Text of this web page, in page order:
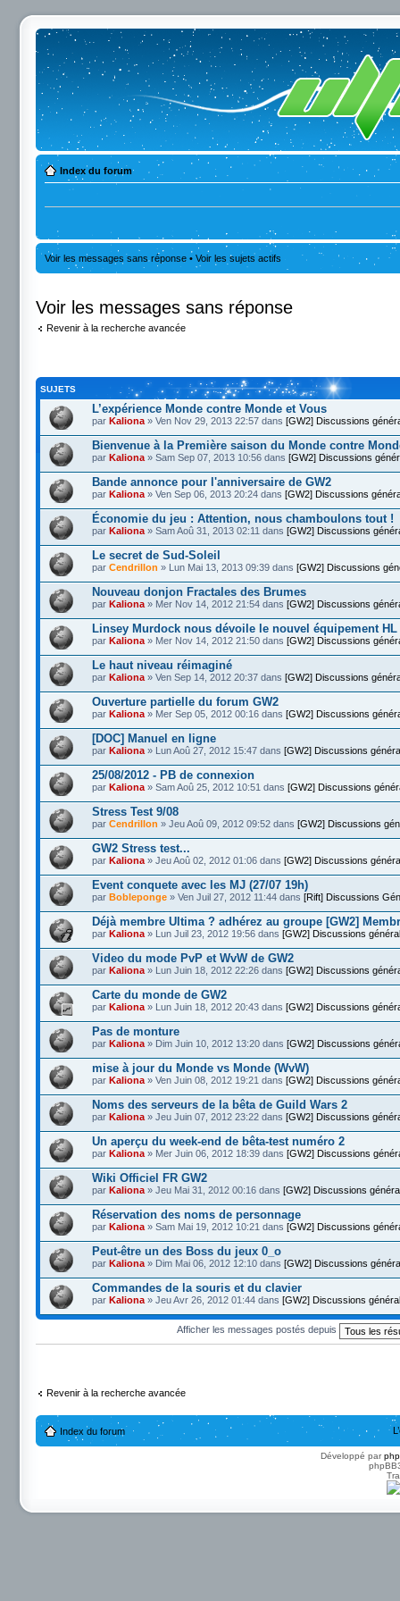
Index du forum
Voir les messages sans réponse • Voir les sujets actifs
Voir les messages sans réponse
Revenir à la recherche avancée
SUJETS
L’expérience Monde contre Monde et Vous
par Kaliona » Ven Nov 29, 2013 22:57 dans [GW2] Discussions
Bienvenue à la Première saison du Monde contre
par Kaliona » Sam Sep 07, 2013 10:56 dans [GW2] Discussions
Bande annonce pour l'anniversaire de GW2
par Kaliona » Ven Sep 06, 2013 20:24 dans [GW2] Discussions
Économie du jeu : Attention, nous chamboulons tout !
par Kaliona » Sam Aoû 31, 2013 02:11 dans [GW2] Discussions
Le secret de Sud-Soleil
par Cendrillon » Lun Mai 13, 2013 09:39 dans [GW2] Discussions
Nouveau donjon Fractales des Brumes
par Kaliona » Mer Nov 14, 2012 21:54 dans [GW2] Discussions
Linsey Murdock nous dévoile le nouvel équipement HL
par Kaliona » Mer Nov 14, 2012 21:50 dans [GW2] Discussions
Le haut niveau réimaginé
par Kaliona » Ven Sep 14, 2012 20:37 dans [GW2] Discussions
Ouverture partielle du forum GW2
par Kaliona » Mer Sep 05, 2012 00:16 dans [GW2] Discussions
[DOC] Manuel en ligne
par Kaliona » Lun Aoû 27, 2012 15:47 dans [GW2] Discussions
25/08/2012 - PB de connexion
par Kaliona » Sam Aoû 25, 2012 10:51 dans [GW2] Discussions
Stress Test 9/08
par Cendrillon » Jeu Aoû 09, 2012 09:52 dans [GW2] Discussions
GW2 Stress test...
par Kaliona » Jeu Aoû 02, 2012 01:06 dans [GW2] Discussions
Event conquete avec les MJ (27/07 19h)
par Bobleponge » Ven Juil 27, 2012 11:44 dans [Rift] Discussions
Déjà membre Ultima ? adhérez au groupe [GW2]
par Kaliona » Lun Juil 23, 2012 19:56 dans [GW2] Discussions
Video du mode PvP et WvW de GW2
par Kaliona » Lun Juin 18, 2012 22:26 dans [GW2] Discussions
Carte du monde de GW2
par Kaliona » Lun Juin 18, 2012 20:43 dans [GW2] Discussions
Pas de monture
par Kaliona » Dim Juin 10, 2012 13:20 dans [GW2] Discussions
mise à jour du Monde vs Monde (WvW)
par Kaliona » Ven Juin 08, 2012 19:21 dans [GW2] Discussions
Noms des serveurs de la bêta de Guild Wars 2
par Kaliona » Jeu Juin 07, 2012 23:22 dans [GW2] Discussions
Un aperçu du week-end de bêta-test numéro 2
par Kaliona » Mer Juin 06, 2012 18:39 dans [GW2] Discussions
Wiki Officiel FR GW2
par Kaliona » Jeu Mai 31, 2012 00:16 dans [GW2] Discussions
Réservation des noms de personnage
par Kaliona » Sam Mai 19, 2012 10:21 dans [GW2] Discussions
Peut-être un des Boss du jeux 0_o
par Kaliona » Dim Mai 06, 2012 12:10 dans [GW2] Discussions
Commandes de la souris et du clavier
par Kaliona » Jeu Avr 26, 2012 01:44 dans [GW2] Discussions
Afficher les messages postés depuis
Revenir à la recherche avancée
Index du forum
Développé par